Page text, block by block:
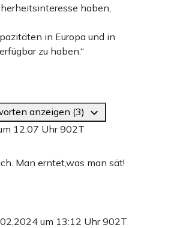
haben,
in Europa und in
zu haben.“
anzeigen (3)
12:07 Uhr902T
Man erntet,was man sät!
um 13:12 Uhr902T